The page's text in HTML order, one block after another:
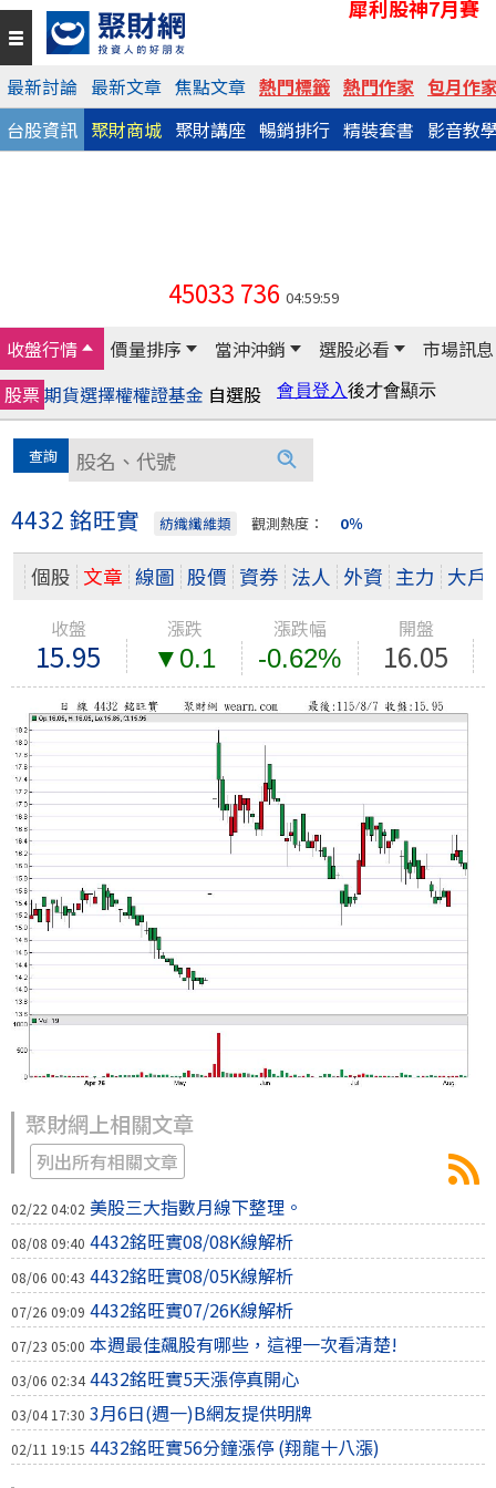
犀利股神7月賽
最新討論 最新文章 焦點文章 熱門標籤 熱門作家 包月作
台股資訊 聚財商城 聚財講座 暢銷排行 精裝套書 影音教
45033 736 04:59:59
收盤行情 價量排序 當沖沖銷 選股必看
市場訊息
股票期貨選擇權權證基金 自選股
4432 銘旺實 紡織纖維類 觀測熱度： 0％
個股 文章 線圖 股價 資券 法人 外資 主力 大戶
收盤 漲跌 漲跌幅 開盤
15.95 ▼0.1 -0.62% 16.05
聚財網上相關文章
列出所有相關文章
02/22 04:02 美股三大指數月線下整理。
08/08 09:40 4432銘旺實08/08K線解析
08/06 00:43 4432銘旺實08/05K線解析
07/26 09:09 4432銘旺實07/26K線解析
07/23 05:00 本週最佳飆股有哪些，這裡一次看清楚!
03/06 02:34 4432銘旺實5天漲停真開心
03/04 17:30 3月6日(週一)B網友提供明牌
02/11 19:15 4432銘旺實56分鐘漲停 (翔龍十八漲)